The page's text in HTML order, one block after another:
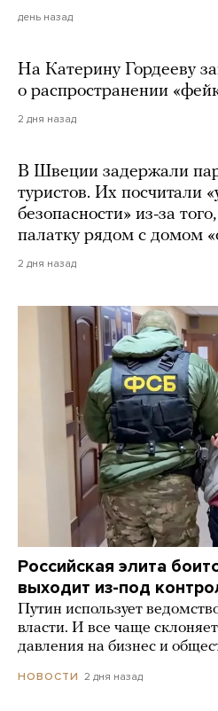
день назад
На Катерину Гордееву
о распространении
2 дня назад
В Швеции задержали
туристов. Их посчитали
безопасности» из-за
палатку рядом с домом
2 дня назад
Российская элита
выходит из-под
Путин использует
власти. И все чаще
давления на бизнес и
НОВОСТИ 2 дня назад